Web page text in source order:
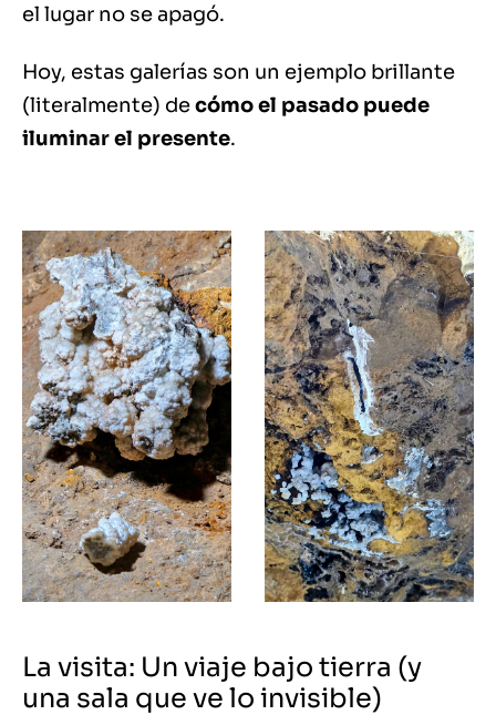
el lugar no se apagó.
Hoy, estas galerías son un ejemplo brillante
(literalmente) decómo el pasado puede
iluminar el presente.
La visita: Un viaje bajo tierra (y
una sala que ve lo invisible)